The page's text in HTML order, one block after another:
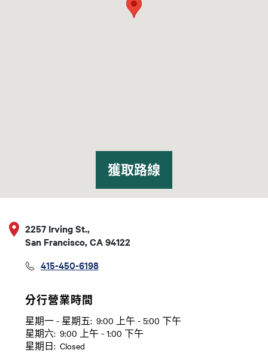
獲取路線
2257 Irving St.,
San Francisco, CA 94122
415-450-6198
分行營業時間
日
Time slot
星期一 - 星期五: 9:00 上午 - 5:00 下午
星期六: 9:00 上午 - 1:00 下午
星期日: Closed